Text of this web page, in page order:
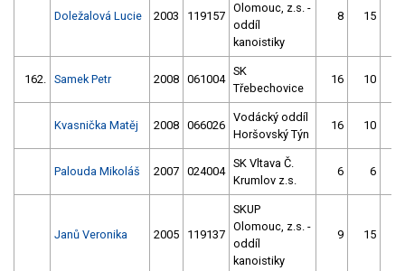
Doležalová Lucie 2003 119157
Olomouc, z.s. -
oddíl
kanoistiky
8 15
162. Samek Petr 2008 061004
SK
Třebechovice
16 10
Kvasnička Matěj 2008 066026
Vodácký oddíl
Horšovský Týn
16 10
Palouda Mikoláš 2007 024004
SK Vltava Č.
Krumlov z.s.
6 6
Janů Veronika 2005 119137
SKUP
Olomouc, z.s. -
oddíl
kanoistiky
9 15